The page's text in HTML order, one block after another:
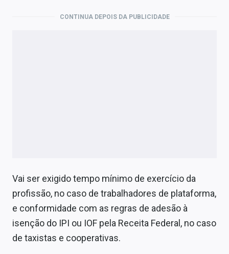
CONTINUA DEPOIS DA PUBLICIDADE
Vai ser exigido tempo mínimo de exercício da
profissão, no caso de trabalhadores de plataforma,
e conformidade com as regras de adesão à
isenção do IPI ou IOF pela Receita Federal, no caso
de taxistas e cooperativas.